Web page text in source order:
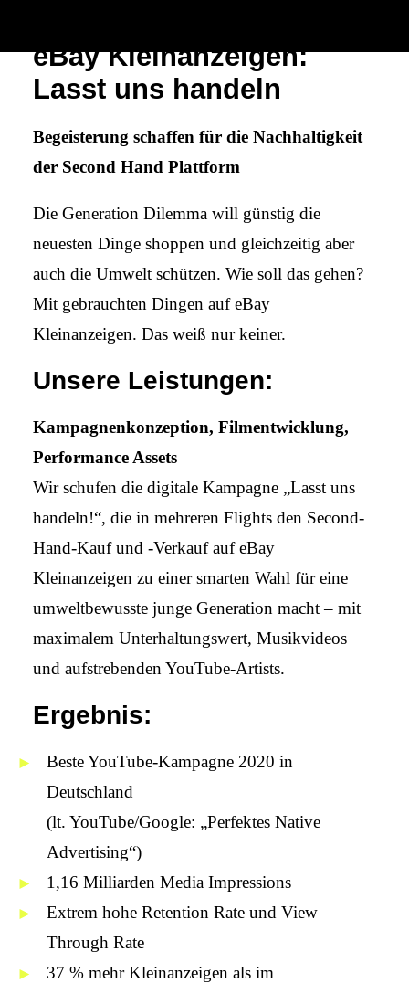
eBay Kleinanzeigen:
Lasst uns handeln
Begeisterung schaffen für die Nachhaltigkeit
der Second Hand Plattform
Die Generation Dilemma will günstig die
neuesten Dinge shoppen und gleichzeitig aber
auch die Umwelt schützen. Wie soll das gehen?
Mit gebrauchten Dingen auf eBay
Kleinanzeigen. Das weiß nur keiner.
Unsere Leistungen:
Kampagnenkonzeption, Filmentwicklung,
Performance Assets
Wir schufen die digitale Kampagne „Lasst uns
handeln!“, die in mehreren Flights den Second-
Hand-Kauf und -Verkauf auf eBay
Kleinanzeigen zu einer smarten Wahl für eine
umweltbewusste junge Generation macht – mit
maximalem Unterhaltungswert, Musikvideos
und aufstrebenden YouTube-Artists.
Ergebnis:
Beste YouTube-Kampagne 2020 in
Deutschland
(lt. YouTube/Google: „Perfektes Native
Advertising“)
1,16 Milliarden Media Impressions
Extrem hohe Retention Rate und View
Through Rate
37 % mehr Kleinanzeigen als im